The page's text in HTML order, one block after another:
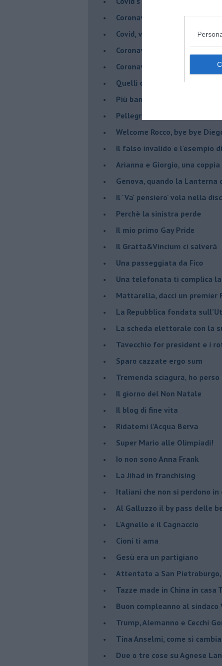
Coronavirus, scacco al
Covid, vade a un metro - Gli
Coronavirus, vade a un
Coronavirus, Menelicche
Quelli che il Coronavairus
Più banane per tutti
Pellegrini, la Fede che batte
Welcome Rocco, bye bye
Il falso invalido e l'esempio
Arianna e Giorgio, una
Genova, quando la Lanterna
Il 'Va' pensiero' vola nella
Perchè la sinistra perde
Il mio primo Gay Pride
Il Gratta&Vincium ci salverà
Una passeggiata da Fico
Una telefonata ti complica
Mattarella, dacci un premier
La Repubblica fondata
La scheda elettorale con la
Tavecchio for president e i
Sparo cazzate ergo sum
Tremenda sciagura, ho
Il giorno del Non Natale
Il blog di fine vita
​Ridatemi l’Acqua Berva
Super Mario alle Olimpiadi!
Io non sono Anna Frank
​La Jihad in franchising
Italiani che non si perdono in
Al Galluzzo il by pass delle
L'Agnello e il Cagnaccio
Cioni ti ama
​Gesù era un partigiano
Attentato a San
Tazze made in China in casa
Buon compleanno al sindaco
Trump, Alemanno e Cecchi
Tina Anselmi, come si cambia
Due o tre cose su Agnese